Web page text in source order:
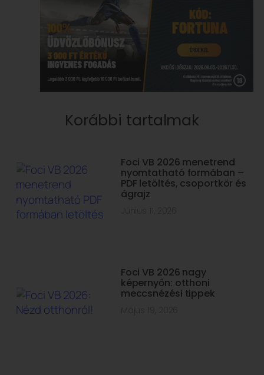
Korábbi tartalmak
Foci VB 2026 menetrend
nyomtatható formában –
PDF letöltés, csoportkör és
ágrajz
Foci VB 2026 nagy
képernyőn: otthoni
meccsnézési tippek